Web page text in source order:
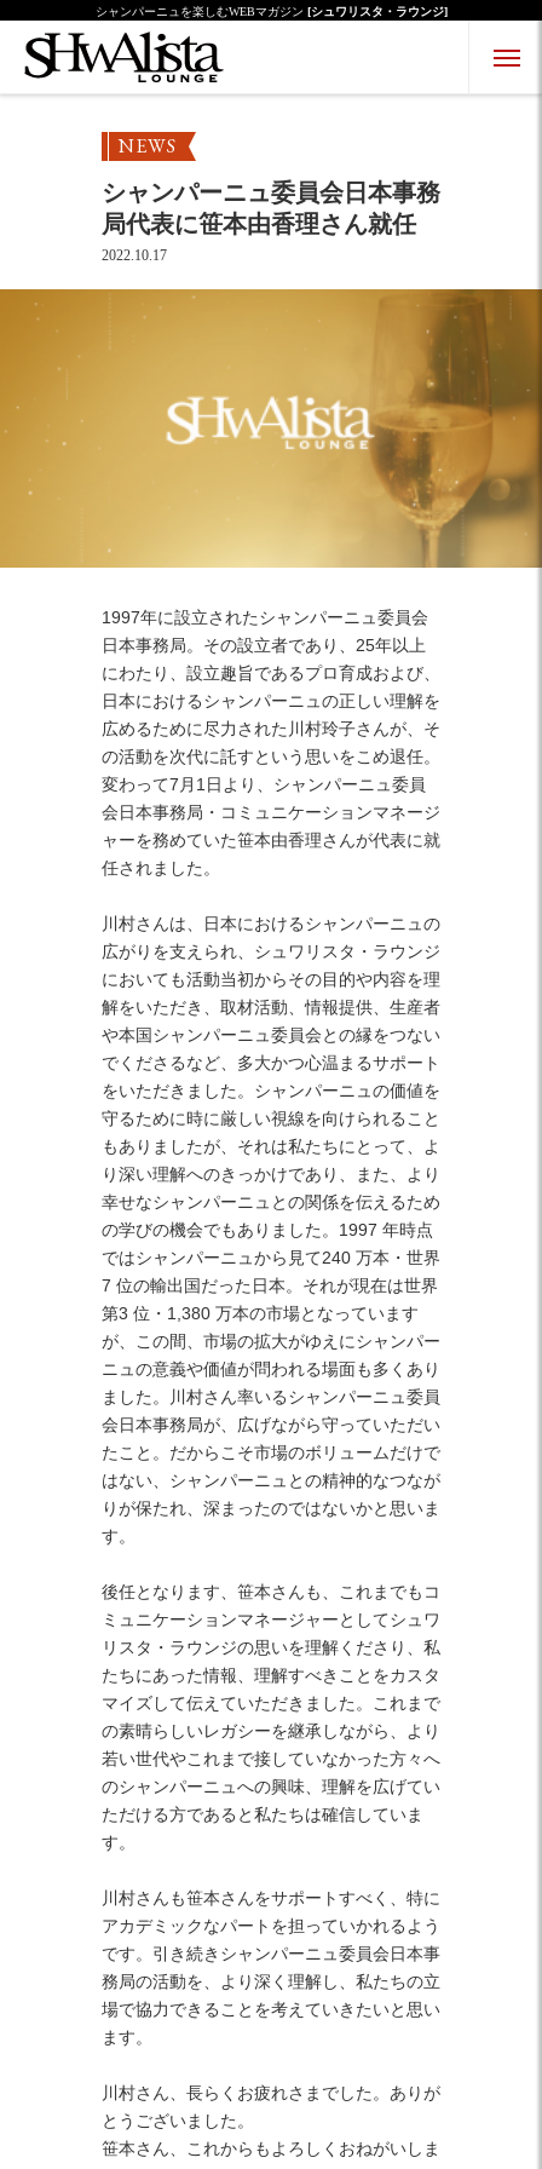
シャンパーニュを楽しむWEBマガジン [シュワリスタ・ラウンジ]
FacebookTwitterInstagram
NEWS
シャンパーニュ委員会日本事務
局代表に笹本由香理さん就任
2022.10.17
1997年に設立されたシャンパーニュ委員会
日本事務局。その設立者であり、25年以上
にわたり、設立趣旨であるプロ育成および、
日本におけるシャンパーニュの正しい理解を
広めるために尽力された川村玲子さんが、そ
の活動を次代に託すという思いをこめ退任。
変わって7月1日より、シャンパーニュ委員
会日本事務局・コミュニケーションマネージ
ャーを務めていた笹本由香理さんが代表に就
任されました。
川村さんは、日本におけるシャンパーニュの
広がりを支えられ、シュワリスタ・ラウンジ
においても活動当初からその目的や内容を理
解をいただき、取材活動、情報提供、生産者
や本国シャンパーニュ委員会との縁をつない
でくださるなど、多大かつ心温まるサポート
をいただきました。シャンパーニュの価値を
守るために時に厳しい視線を向けられること
もありましたが、それは私たちにとって、よ
り深い理解へのきっかけであり、また、より
幸せなシャンパーニュとの関係を伝えるため
の学びの機会でもありました。1997 年時点
ではシャンパーニュから見て240 万本・世界
7 位の輸出国だった日本。それが現在は世界
第3 位・1,380 万本の市場となっています
が、この間、市場の拡大がゆえにシャンパー
ニュの意義や価値が問われる場面も多くあり
ました。川村さん率いるシャンパーニュ委員
会日本事務局が、広げながら守っていただい
たこと。だからこそ市場のボリュームだけで
はない、シャンパーニュとの精神的なつなが
りが保たれ、深まったのではないかと思いま
す。
後任となります、笹本さんも、これまでもコ
ミュニケーションマネージャーとしてシュワ
リスタ・ラウンジの思いを理解くださり、私
たちにあった情報、理解すべきことをカスタ
マイズして伝えていただきました。これまで
の素晴らしいレガシーを継承しながら、より
若い世代やこれまで接していなかった方々へ
のシャンパーニュへの興味、理解を広げてい
ただける方であると私たちは確信していま
す。
川村さんも笹本さんをサポートすべく、特に
アカデミックなパートを担っていかれるよう
です。引き続きシャンパーニュ委員会日本事
務局の活動を、より深く理解し、私たちの立
場で協力できることを考えていきたいと思い
ます。
川村さん、長らくお疲れさまでした。ありが
とうございました。
笹本さん、これからもよろしくおねがいしま